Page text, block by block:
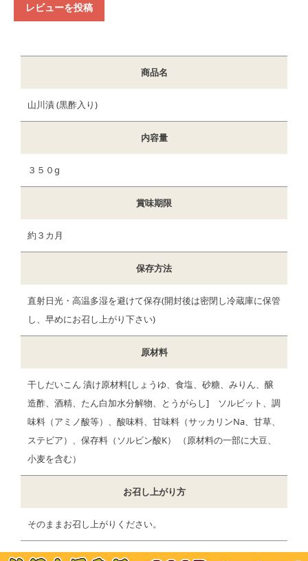
レビューを投稿
商品名
山川漬 (黒酢入り)
内容量
３５０g
賞味期限
約３カ月
保存方法
直射日光・高温多湿を避けて保存(開封後は密閉し冷蔵庫に保管
し、早めにお召し上がり下さい)
原材料
干しだいこん 漬け原材料[しょうゆ、食塩、砂糖、みりん、醸
造酢、酒精、たん白加水分解物、とうがらし] ソルビット、調
味料（アミノ酸等）、酸味料、甘味料（サッカリンNa、甘草、
ステビア）、保存料（ソルビン酸K） （原材料の一部に大豆、
小麦を含む）
お召し上がり方
そのままお召し上がりください。